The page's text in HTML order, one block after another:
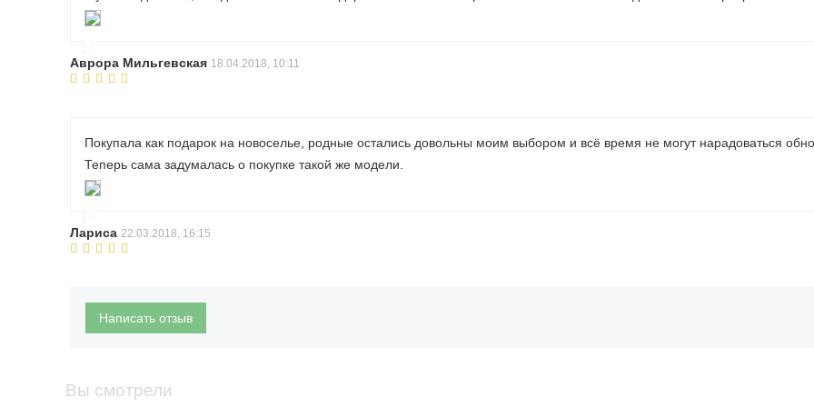
Аврора Мильгевская 18.04.2018, 10:11
Покупала как подарок на новоселье, родные остались довольны моим выбором и всё время не могут нарадоваться
Теперь сама задумалась о покупке такой же модели.
Лариса 22.03.2018, 16:15
Написать отзыв
Вы смотрели